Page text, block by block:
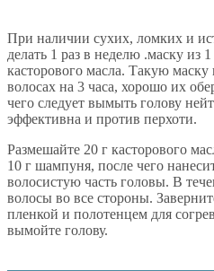
При наличии сухих, ломких и
делать 1 раз в неделю .маску из
касторового масла. Такую маску
волосах на 3 часа, хорошо их
чего следует вымыть голову
эффективна и против перхоти.
Размешайте 20 г касторового
10 г шампуня, после чего
волосистую часть головы. В
волосы во все стороны.
пленкой и полотенцем для
вымойте голову.